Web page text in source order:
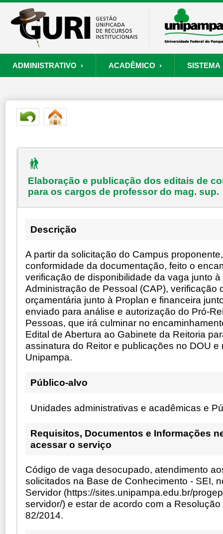
ADMINISTRATIVO ›
Convênios
ACADÊMICO ›
Processo Seletivo
Autenticar Documento
SISTEMA
Painel de Suporte
Elaboração e publicação dos editais de
para os cargos de professor do mag. sup.
Descrição
A partir da solicitação do Campus
conformidade da documentação, feito o
verificação de disponibilidade da vaga junto
Administração de Pessoal (CAP), verificação
orçamentária junto à Proplan e financeira
enviado para análise e autorização do Pró-
Pessoas, que irá culminar no
Edital de Abertura ao Gabinete da Reitoria
assinatura do Reitor e publicações no DOU e
Unipampa.
Público-alvo
Unidades administrativas e acadêmicas e
Requisitos, Documentos e Informações
acessar o serviço
Código de vaga desocupado, atendimento
solicitados na Base de Conhecimento - SEI,
Servidor (https://sites.unipampa.edu.br/
servidor/) e estar de acordo com a Resolução
82/2014.